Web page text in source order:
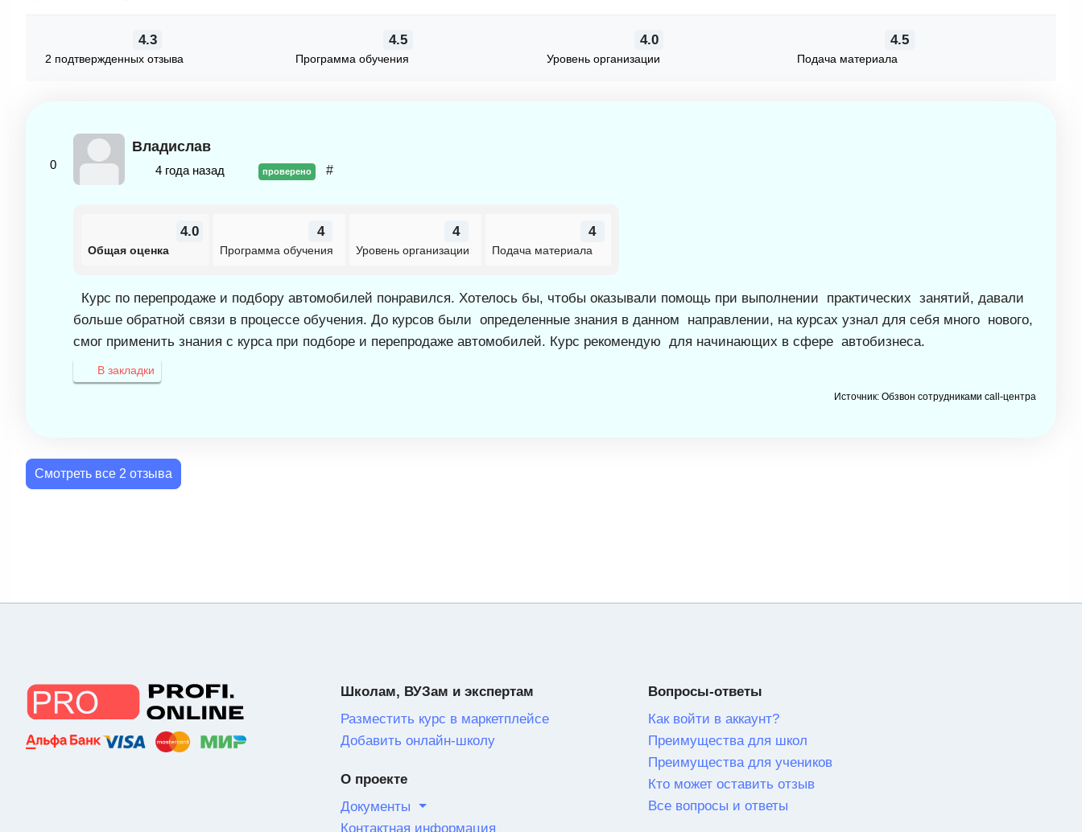
4.3
2 подтвержденных отзыва
4.5
Программа обучения
4.0
Уровень организации
4.5
Подача материала
0
Владислав
4 года назад проверено #
4.0
Общая оценка
4
Программа обучения
4
Уровень организации
4
Подача материала
Курс по перепродаже и подбору автомобилей понравился. Хотелось бы, чтобы оказывали помощь при выполнении практических занятий, давали
больше обратной связи в процессе обучения. До курсов были определенные знания в данном направлении, на курсах узнал для себя много нового,
смог применить знания с курса при подборе и перепродаже автомобилей. Курс рекомендую для начинающих в сфере автобизнеса.
В закладки
Источник: Обзвон сотрудниками call-центра
Смотреть все 2 отзыва
Школам, ВУЗам и экспертам
Разместить курс в маркетплейсе
Добавить онлайн-школу
О проекте
Документы
Контактная информация
Вопросы-ответы
Как войти в аккаунт?
Преимущества для школ
Преимущества для учеников
Кто может оставить отзыв
Все вопросы и ответы